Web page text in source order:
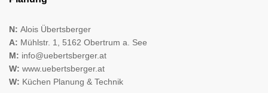
N: Alois Übertsberger
A: Mühlstr. 1, 5162 Obertrum a. See
M: info@uebertsberger.at
W: www.uebertsberger.at
W: Küchen Planung & Technik